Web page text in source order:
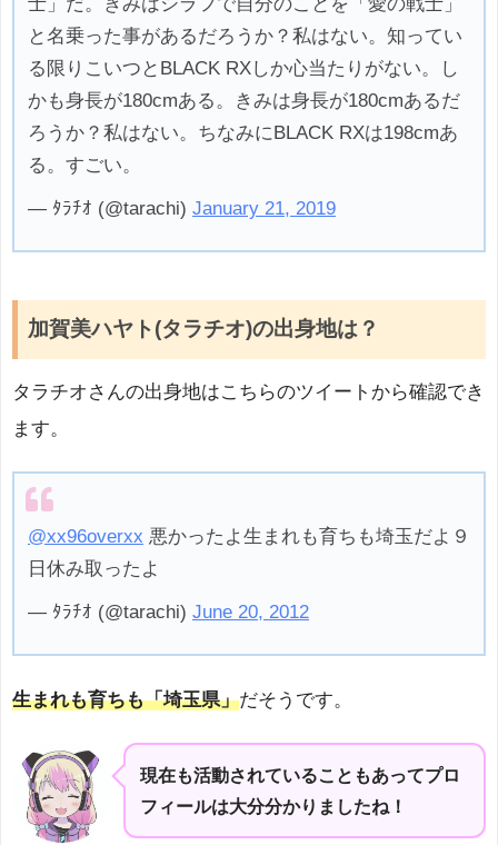
と名乗った事があるだろうか？私はない。知ってい
る限りこいつとBLACK RXしか心当たりがない。し
かも身長が180cmある。きみは身長が180cmあるだ
ろうか？私はない。ちなみにBLACK RXは198cmあ
る。すごい。
— ﾀﾗﾁｵ (@tarachi) January 21, 2019
加賀美ハヤト(タラチオ)の出身地は？
タラチオさんの出身地はこちらのツイートから確認でき
ます。
@xx96overxx 悪かったよ生まれも育ちも埼玉だよ９
日休み取ったよ
— ﾀﾗﾁｵ (@tarachi) June 20, 2012
生まれも育ちも「埼玉県」だそうです。
現在も活動されていることもあってプロ
フィールは大分分かりましたね！